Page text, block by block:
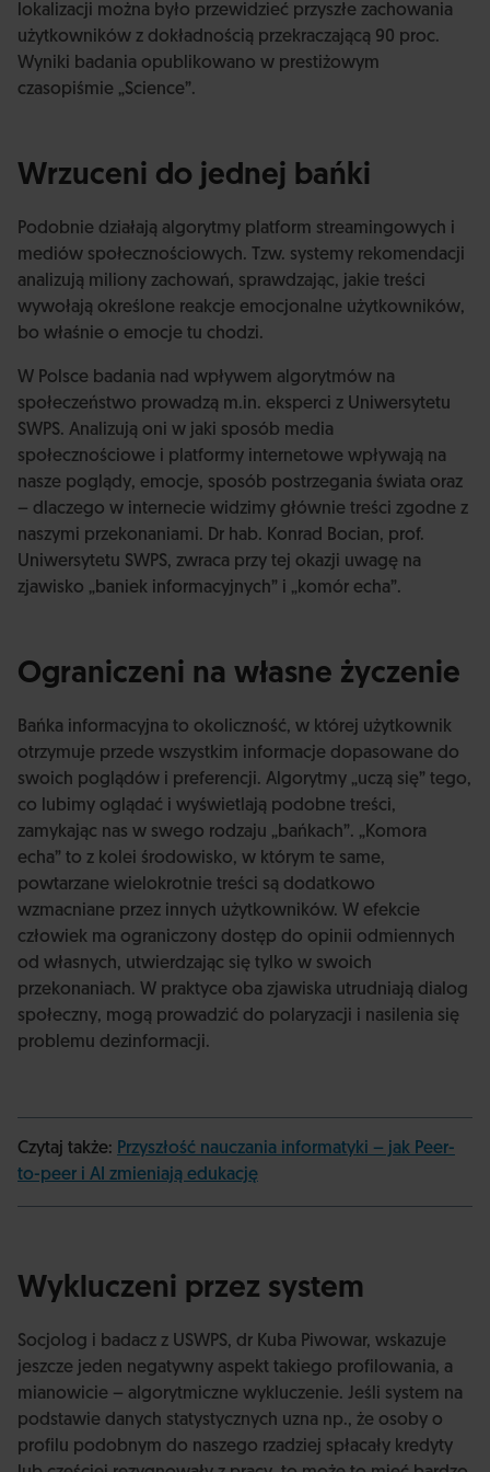
lokalizacji można było przewidzieć przyszłe zachowania
użytkowników z dokładnością przekraczającą 90 proc.
Wyniki badania opublikowano w prestiżowym
czasopiśmie „Science”.
Wrzuceni do jednej bańki
Podobnie działają algorytmy platform streamingowych i
mediów społecznościowych. Tzw. systemy rekomendacji
analizują miliony zachowań, sprawdzając, jakie treści
wywołają określone reakcje emocjonalne użytkowników,
bo właśnie o emocje tu chodzi.
W Polsce badania nad wpływem algorytmów na
społeczeństwo prowadzą m.in. eksperci z Uniwersytetu
SWPS. Analizują oni w jaki sposób media
społecznościowe i platformy internetowe wpływają na
nasze poglądy, emocje, sposób postrzegania świata oraz
– dlaczego w internecie widzimy głównie treści zgodne z
naszymi przekonaniami. Dr hab. Konrad Bocian, prof.
Uniwersytetu SWPS, zwraca przy tej okazji uwagę na
zjawisko „baniek informacyjnych” i „komór echa”.
Ograniczeni na własne życzenie
Bańka informacyjna to okoliczność, w której użytkownik
otrzymuje przede wszystkim informacje dopasowane do
swoich poglądów i preferencji. Algorytmy „uczą się” tego,
co lubimy oglądać i wyświetlają podobne treści,
zamykając nas w swego rodzaju „bańkach”. „Komora
echa” to z kolei środowisko, w którym te same,
powtarzane wielokrotnie treści są dodatkowo
wzmacniane przez innych użytkowników. W efekcie
człowiek ma ograniczony dostęp do opinii odmiennych
od własnych, utwierdzając się tylko w swoich
przekonaniach. W praktyce oba zjawiska utrudniają dialog
społeczny, mogą prowadzić do polaryzacji i nasilenia się
problemu dezinformacji.
Czytaj także: Przyszłość nauczania informatyki – jak Peer-
to-peer i AI zmieniają edukację
Wykluczeni przez system
Socjolog i badacz z USWPS, dr Kuba Piwowar, wskazuje
jeszcze jeden negatywny aspekt takiego profilowania, a
mianowicie – algorytmiczne wykluczenie. Jeśli system na
podstawie danych statystycznych uzna np., że osoby o
profilu podobnym do naszego rzadziej spłacały kredyty